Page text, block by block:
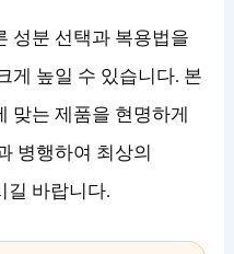
성분 선택과 복용법을
게 높일 수 있습니다. 본
맞는 제품을 현명하게
병행하여 최상의
길 바랍니다.